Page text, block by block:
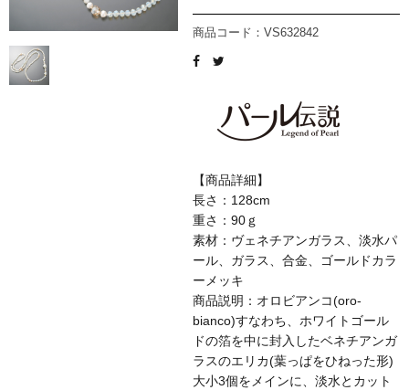
商品コード：VS632842
【商品詳細】
長さ：128cm
重さ：90ｇ
素材：ヴェネチアンガラス、淡水パ
ール、ガラス、合金、ゴールドカラ
ーメッキ
商品説明：オロビアンコ(oro-
bianco)すなわち、ホワイトゴール
ドの箔を中に封入したベネチアンガ
ラスのエリカ(葉っぱをひねった形)
大小3個をメインに、淡水とカット